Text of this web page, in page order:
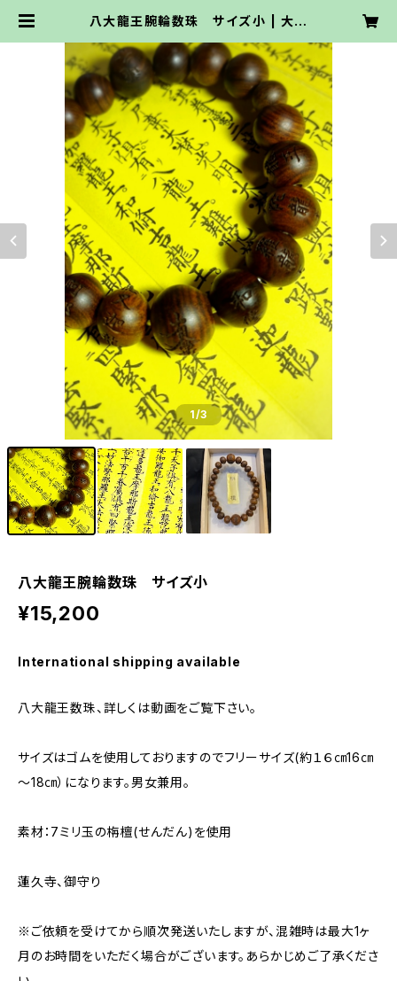
八大龍王腕輪数珠 サイズ小 | 大雲
インショップ-
1/3
八大龍王腕輪数珠 サイズ小
¥15,200
International shipping available
八大龍王数珠、詳しくは動画をご覧下さい。
サイズはゴムを使用しておりますのでフリーサイズ(約１６㎝16㎝
～18㎝）になります。男女兼用。
素材：7ミリ玉の栴檀(せんだん)を使用
蓮久寺、御守り
※ご依頼を受けてから順次発送いたしますが、混雑時は最大1ヶ
月のお時間をいただく場合がございます。あらかじめご了承くださ